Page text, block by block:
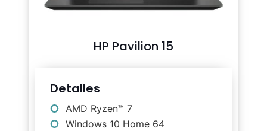
HP Pavilion 15
Detalles
AMD Ryzen™ 7
Windows 10 Home 64